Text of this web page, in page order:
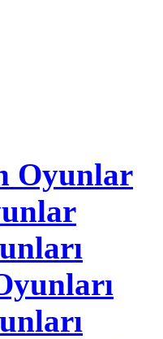
Oyunlar